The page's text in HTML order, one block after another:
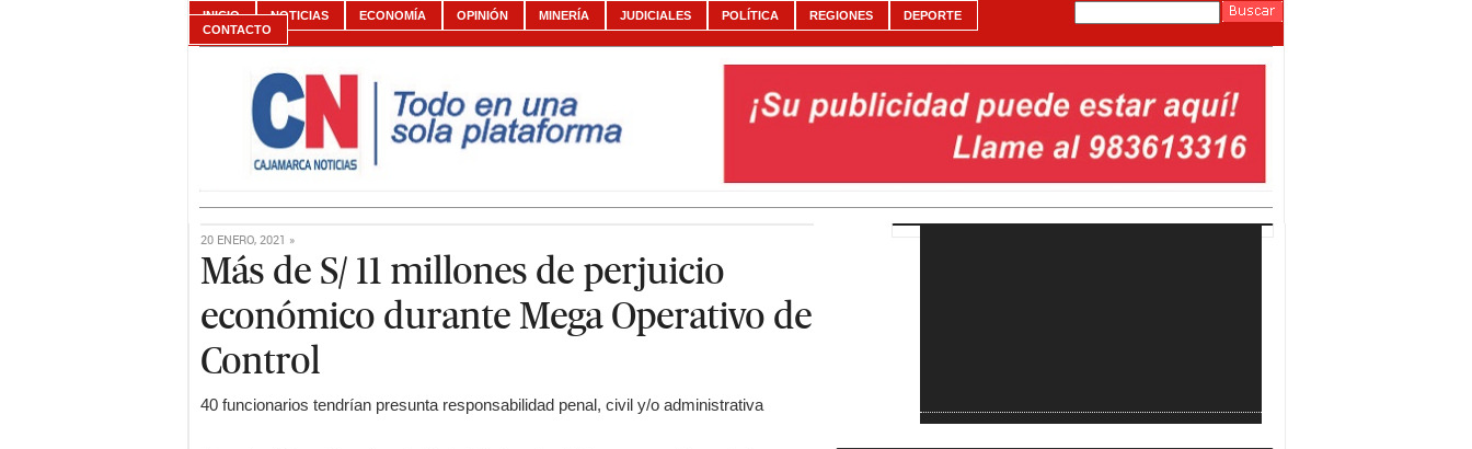
INICIO NOTICIAS ECONOMÍA OPINIÓN MINERÍA JUDICIALES POLÍTICA REGIONES
DEPORTE
CONTACTO
20 ENERO, 2021 »
Más de S/ 11 millones de perjuicio
económico durante Mega Operativo de
Control
40 funcionarios tendrían presunta responsabilidad penal, civil y/o administrativa